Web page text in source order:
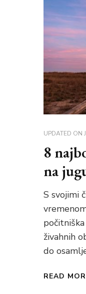
UPDATED ON
8
na
S svojimi
živahnih
do
READ